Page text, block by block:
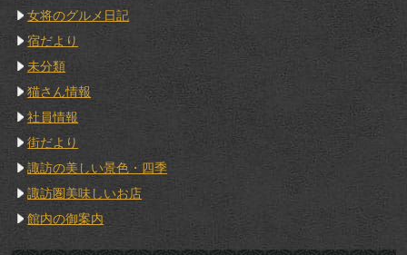
女将のグルメ日記
宿だより
未分類
猫さん情報
社員情報
街だより
諏訪の美しい景色・四季
諏訪圏美味しいお店
館内の御案内